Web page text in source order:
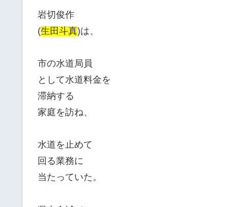
岩切俊作
(生田斗真)は、
市の水道局員
として水道料金を
滞納する
家庭を訪ね、
水道を止めて
回る業務に
当たっていた。